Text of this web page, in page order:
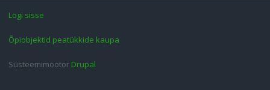
Logi sisse
Õpiobjektid peatükkide kaupa
Süsteemimootor Drupal